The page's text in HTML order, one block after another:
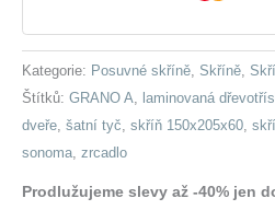
150
sonoma
množství
Kategorie: Posuvné skříně, Skříně,
Štítků: GRANO A, laminovaná
dveře, šatní tyč, skříň 150x205x60,
sonoma, zrcadlo
Prodlužujeme slevy až -40% jen